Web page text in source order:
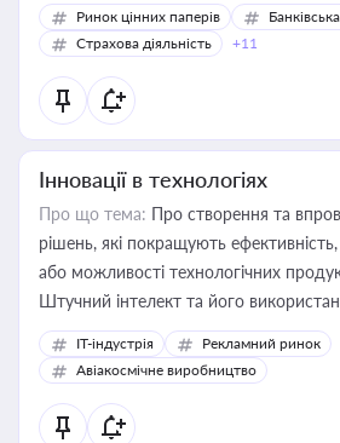
Ринок цінних паперів
Страхова діяльність
+11
Інновації в технологіях
Про що тема: Про створення та
рішень, які покращують
або можливості технологічних
Штучний інтелект та його
IT-індустрія
Рекламний ринок
Авіакосмічне виробництво